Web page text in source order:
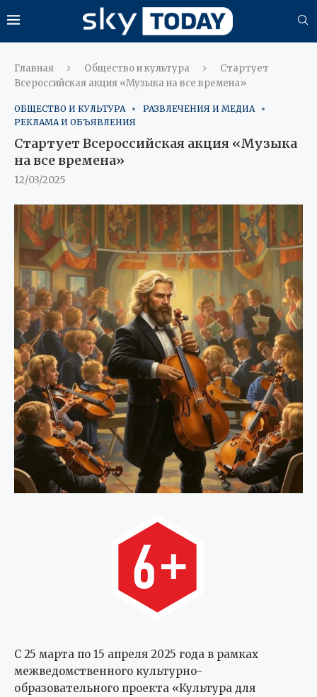
Главная Общество и культура
Стартует
Всероссийская акция «Музыка на все времена»
ОБЩЕСТВО И КУЛЬТУРА
РАЗВЛЕЧЕНИЯ И МЕДИА
РЕКЛАМА И ОБЪЯВЛЕНИЯ
Стартует Всероссийская акция «Музыка
на все времена»
12/03/2025
С 25 марта по 15 апреля 2025 года в рамках
межведомственного культурно-
образовательного проекта «Культура для